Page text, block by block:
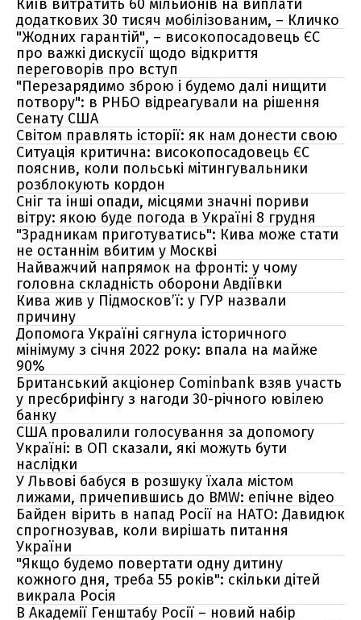
Київ витратить 60 мільйонів на виплати
додаткових 30 тисяч мобілізованим, – Кличко
"Жодних гарантій", – високопосадовець ЄС
про важкі дискусії щодо відкриття
переговорів про вступ
"Перезарядимо зброю і будемо далі нищити
потвору": в РНБО відреагували на рішення
Сенату США
Світом правлять історії: як нам донести свою
Ситуація критична: високопосадовець ЄС
пояснив, коли польські мітингувальники
розблокують кордон
Сніг та інші опади, місцями значні пориви
вітру: якою буде погода в Україні 8 грудня
"Зрадникам приготуватись": Кива може стати
не останнім вбитим у Москві
Найважчий напрямок на фронті: у чому
головна складність оборони Авдіївки
Кива жив у Підмосков’ї: у ГУР назвали
причину
Допомога Україні сягнула історичного
мінімуму з січня 2022 року: впала на майже
90%
Британський акціонер Cominbank взяв участь
у пресбрифінгу з нагоди 30-річного ювілею
банку
США провалили голосування за допомогу
Україні: в ОП сказали, які можуть бути
наслідки
У Львові бабуся в розшуку їхала містом
лижами, причепившись до BMW: епічне відео
Байден вірить в напад Росії на НАТО: Давидюк
спрогнозував, коли вирішать питання
України
"Якщо будемо повертати одну дитину
кожного дня, треба 55 років": скільки дітей
викрала Росія
В Академії Генштабу Росії – новий набір